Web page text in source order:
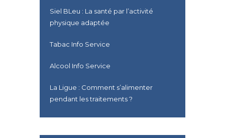
Siel BLeu : La santé par l’activité
physique adaptée
Tabac Info Service
Alcool Info Service
La Ligue : Comment s’alimenter
pendant les traitements ?